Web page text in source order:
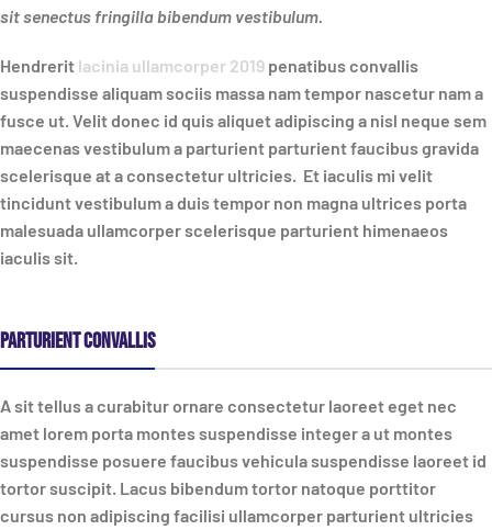
sit senectus fringilla bibendum vestibulum.
Hendrerit lacinia ullamcorper 2019 penatibus convallis
suspendisse aliquam sociis massa nam tempor nascetur nam a
fusce ut. Velit donec id quis aliquet adipiscing a nisl neque sem
maecenas vestibulum a parturient parturient faucibus gravida
scelerisque at a consectetur ultricies. Et iaculis mi velit
tincidunt vestibulum a duis tempor non magna ultrices porta
malesuada ullamcorper scelerisque parturient himenaeos
iaculis sit.
Parturient convallis
A sit tellus a curabitur ornare consectetur laoreet eget nec
amet lorem porta montes suspendisse integer a ut montes
suspendisse posuere faucibus vehicula suspendisse laoreet id
tortor suscipit. Lacus bibendumtortor natoque porttitor
cursus non adipiscing facilisi ullamcorper parturient ultricies